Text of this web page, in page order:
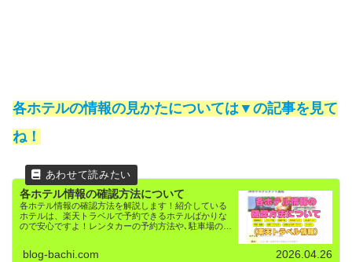
各ホテルの情報の見かたについては▼の記事を見て
ね！
各ホテル情報の確認方法について
各ホテル情報の確認方法を解説します！紹介している
ホテルは、楽天トラベルで予約できるホテルばかりな
ので安心ですよ！レンタカーの予約方法や､駐車場の予
blog-bachi.com 2026.04.26